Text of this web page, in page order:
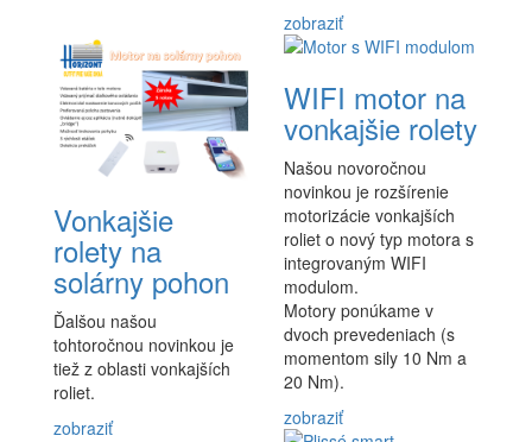
zobraziť
Vonkajšie
rolety na
solárny pohon
Ďalšou našou
tohtoročnou novinkou je
tiež z oblasti vonkajších
roliet.
zobraziť
WIFI motor na
vonkajšie rolety
Našou novoročnou
novinkou je rozšírenie
motorizácie vonkajších
roliet o nový typ motora s
integrovaným WIFI
modulom.
Motory ponúkame v
dvoch prevedeniach (s
momentom sily 10 Nm a
20 Nm).
zobraziť